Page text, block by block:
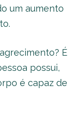
um aumento
É
possui,
é capaz de